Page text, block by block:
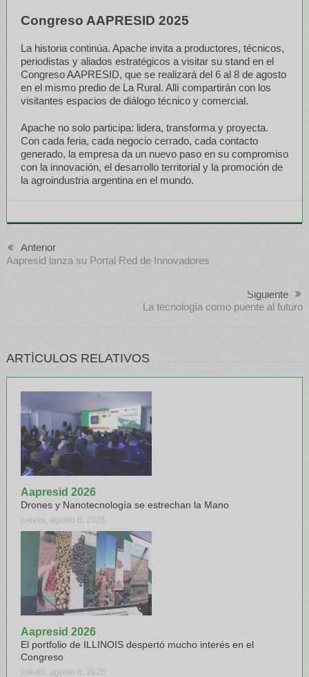
Congreso AAPRESID 2025
La historia continúa. Apache invita a productores, técnicos,
periodistas y aliados estratégicos a visitar su stand en el
Congreso AAPRESID, que se realizará del 6 al 8 de agosto
en el mismo predio de La Rural. Allí compartirán con los
visitantes espacios de diálogo técnico y comercial.
Apache no solo participa: lidera, transforma y proyecta.
Con cada feria, cada negocio cerrado, cada contacto
generado, la empresa da un nuevo paso en su compromiso
con la innovación, el desarrollo territorial y la promoción de
la agroindustria argentina en el mundo.
Anterior
Aapresid lanza su Portal Red de Innovadores
Siguiente
La tecnología como puente al futuro
ARTÍCULOS RELATIVOS
Aapresid 2026
Drones y Nanotecnología se estrechan la Mano
jueves, agosto 6, 2026
Aapresid 2026
El portfolio de ILLINOIS despertó mucho interés en el
Congreso
jueves, agosto 6, 2026